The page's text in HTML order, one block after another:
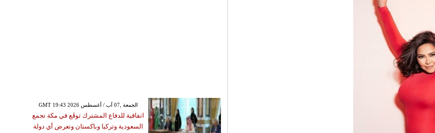
GMT 19:43 2026 الجمعة ,07 آب / أغسطس
اتفاقية للدفاع المشترك توقَع في مكة تجمع
السعودية وتركيا وباكستان وتعرض أي دولة